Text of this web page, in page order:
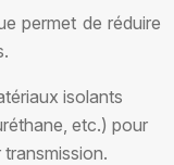
permet de réduire
isolants
etc.) pour